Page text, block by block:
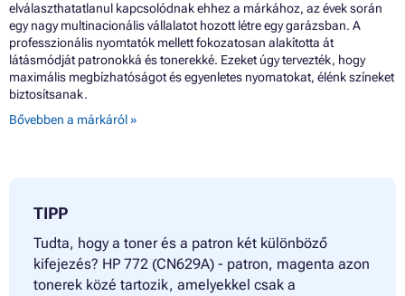
elválaszthatatlanul kapcsolódnak ehhez a márkához, az évek során
egy nagy multinacionális vállalatot hozott létre egy garázsban. A
professzionális nyomtatók mellett fokozatosan alakította át
látásmódját patronokká és tonerekké. Ezeket úgy tervezték, hogy
maximális megbízhatóságot és egyenletes nyomatokat, élénk színeket
biztosítsanak.
Bővebben a márkáról »
TIPP
Tudta, hogy a toner és a patron két különböző
kifejezés? HP 772 (CN629A) - patron, magenta azon
tonerek közé tartozik, amelyekkel csak a